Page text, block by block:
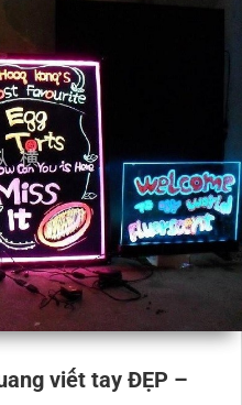
viết tay ĐẸP –